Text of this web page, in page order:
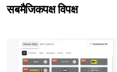
सबमैजिकपक्ष विपक्ष